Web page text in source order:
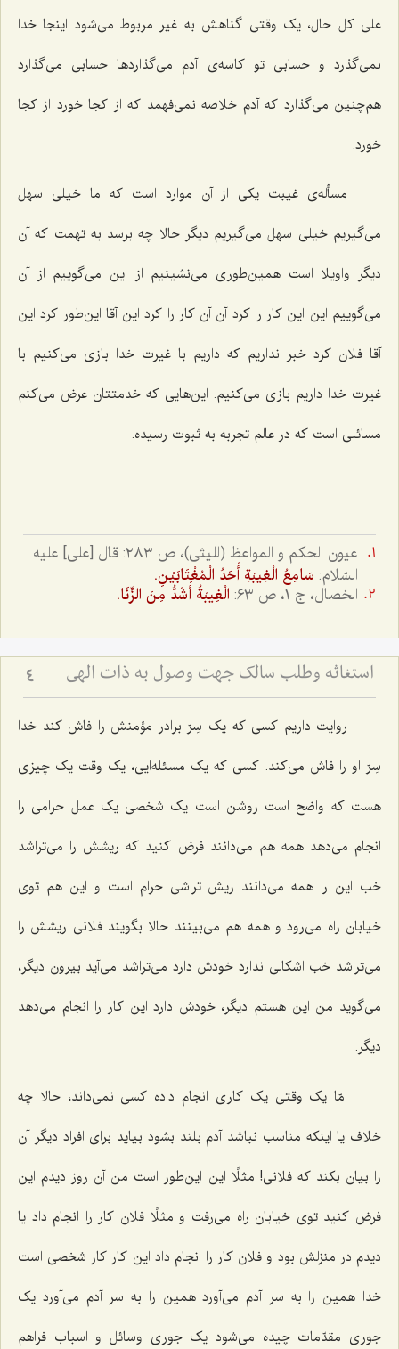
علی کل حال، یک وقتی گناهش به غیر مربوط می‌شود اینجا خدا
نمی‌گذرد و حسابی تو کاسه‌ی آدم می‌گذاردها حسابی می‌گذارد
هم‌چنین می‌گذارد که آدم خلاصه نمی‌فهمد که از کجا خورد از کجا
خورد.
مسأله‌ی غیبت یکی از آن موارد است که ما خیلی سهل
می‌گیریم خیلی سهل می‌گیریم دیگر حالا چه برسد به تهمت که آن
دیگر واویلا است همین‌طوری می‌نشینیم از این می‌گوییم از آن
می‌گوییم این این کار را کرد آن آن کار را کرد این آقا این‌طور کرد این
آقا فلان کرد خبر نداریم که داریم با غیرت خدا بازی می‌کنیم با
غیرت خدا داریم بازی می‌کنیم. این‌هایی که خدمتتان عرض می‌کنم
مسائلی است که در عالم تجربه به ثبوت رسیده.
عيون الحكم و المواعظ (لليثى)، ص ٢٨٣: قال‌ [على‌] عليه
السّلام: سَامِعُ الْغِيبَةِ أَحَدُ الْمُغْتَابَيْنِ.
الخصال، ج ١، ص ٦٣:
الْغِيبَةُ أَشَدُّ مِنَ الزِّنَا.
استغاثه وطلب سالک جهت وصول به ذات الهی 4
روایت داریم کسی که یک سِرّ برادر مؤمنش را فاش کند خدا
سِرّ او را فاش می‌کند. کسی که یک مسئله‌ایی، یک وقت یک چیزی
هست که واضح است روشن است یک شخصی یک عمل حرامی را
انجام می‌دهد همه هم می‌دانند فرض کنید که ریشش را می‌تراشد
خب این را همه می‌دانند ریش تراشی حرام است و این هم توی
خیابان راه می‌رود و همه هم می‌بینند حالا بگویند فلانی ریشش را
می‌تراشد خب اشکالی ندارد خودش دارد می‌تراشد می‌آید بیرون دیگر،
می‌گوید من این هستم دیگر، خودش دارد این کار را انجام می‌دهد
دیگر.
امّا یک وقتی یک کاری انجام داده کسی نمی‌داند، حالا چه
خلاف یا اینکه مناسب نباشد آدم بلند بشود بیاید برای افراد دیگر آن
را بیان بکند که فلانی! مثلًا این این‌طور است من آن روز دیدم این
فرض کنید توی خیابان راه می‌رفت و مثلًا فلان کار را انجام داد یا
دیدم در منزلش بود و فلان کار را انجام داد این کار کار شخصی است
خدا همین را به سر آدم می‌آورد همین را به سر آدم می‌آورد یک
جوری مقدّمات چیده می‌شود یک جوری وسائل و اسباب فراهم